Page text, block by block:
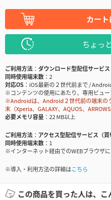
カー
ちょっ
ご利用方法
ダウンロード型配信サービス
同時使用端末数
2
対応OS
iOS最新の２世代前まで /
※コンテンツの使用にあたり、専用ビュ
※Androidは、Android２世代前の端末の
末（Xperia、GALAXY、AQUOS、
必要メモリ容量
22 MB以上
ご利用方法
アクセス型配信サービス（買
同時使用端末数
1
※インターネット経由でのWEBブラウザ
※導入・利用方法の詳細はこちら
この商品を買った人は、こ